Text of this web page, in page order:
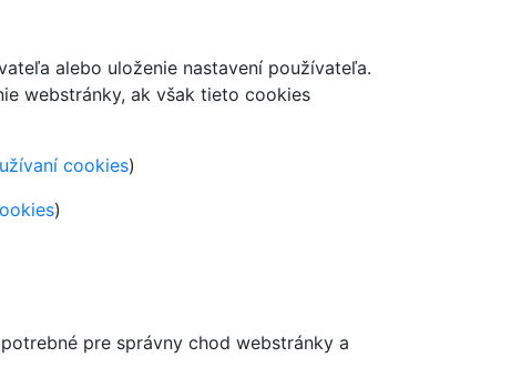
alebo uloženie nastavení používateľa.
webstránky, ak však tieto cookies
cookies)
)
pre správny chod webstránky a